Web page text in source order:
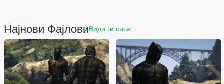
Најнови ФајловиВиди ги сите